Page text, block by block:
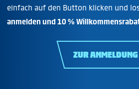
einfach auf den Button klicken und
anmelden und 10 %
ZUR ANMELDUNG